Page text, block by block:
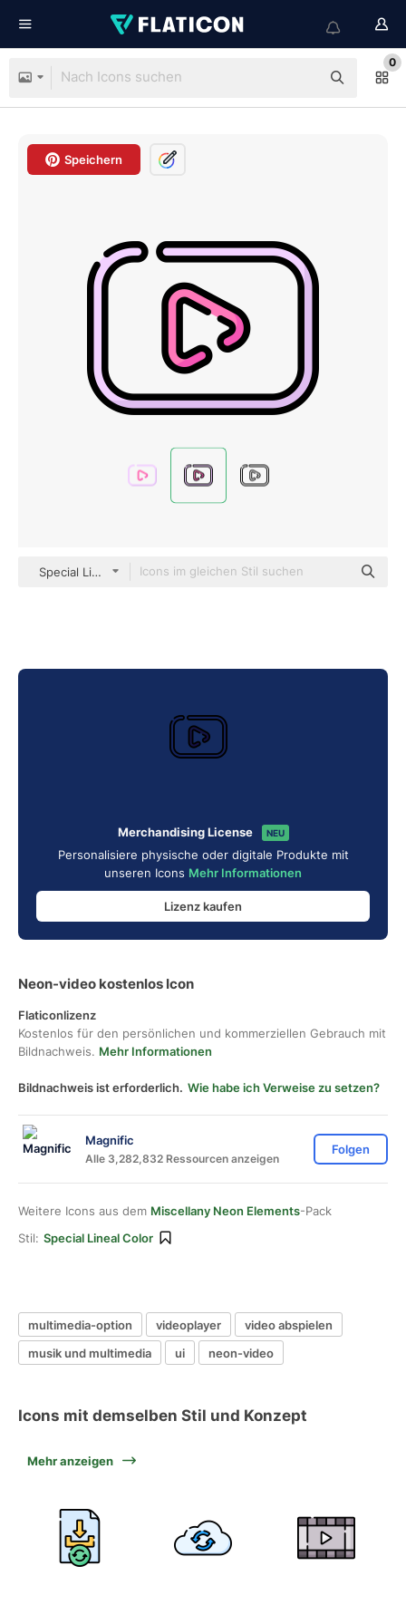
0
Speichern
Special Lineal color
Merchandising License NEU
Personalisiere physische oder digitale Produkte mit
unseren Icons Mehr Informationen
Lizenz kaufen
Neon-video kostenlos Icon
Flaticonlizenz
Kostenlos für den persönlichen und kommerziellen Gebrauch mit
Bildnachweis. Mehr Informationen
Bildnachweis ist erforderlich. Wie habe ich Verweise zu setzen?
Magnific
Alle 3,282,832 Ressourcen anzeigen
Folgen
Weitere Icons aus dem Miscellany Neon Elements-Pack
Stil: Special Lineal Color
multimedia-option videoplayer
video abspielen
musik und multimedia
ui neon-video
Icons mit demselben Stil und Konzept
Mehr anzeigen